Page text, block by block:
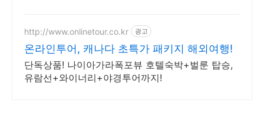
http://www.onlinetour.co.kr 광고
온라인투어, 캐나다 초특가 패키지 해외여행!
단독상품! 나이아가라폭포뷰 호텔숙박+벌룬 탑승,
유람선+와이너리+야경투어까지!